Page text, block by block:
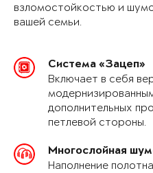
взломостойкостью и
вашей семьи.
Система «Зацеп»
Включает в себя
дополнительных
петлевой стороны.
Многослойная
Наполнение